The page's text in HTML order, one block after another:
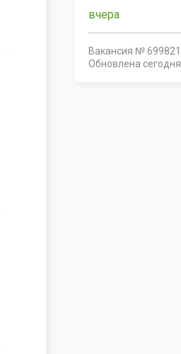
вчера
Вакансия № 699821
Обновлена сегодня